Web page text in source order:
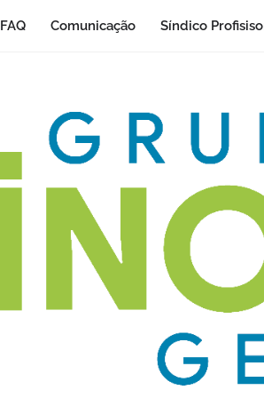
FAQ Comunicação Síndico